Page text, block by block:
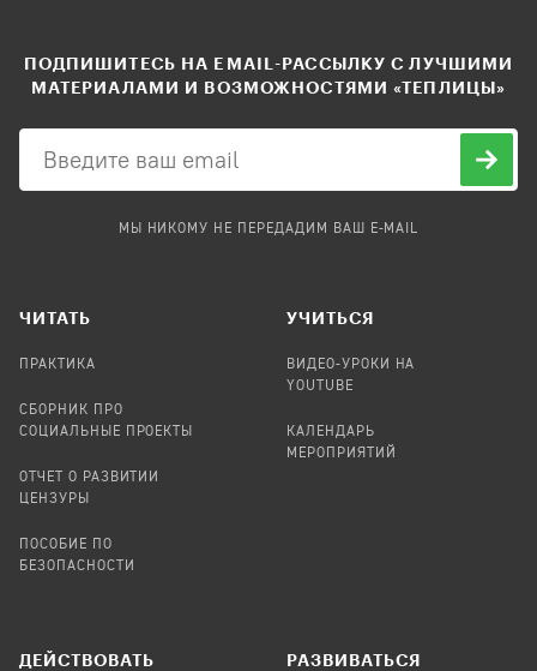
ПОДПИШИТЕСЬ НА EMAIL-РАССЫЛКУ С ЛУЧШИМИ
МАТЕРИАЛАМИ И ВОЗМОЖНОСТЯМИ «ТЕПЛИЦЫ»
МЫ НИКОМУ НЕ ПЕРЕДАДИМ ВАШ E-MAIL
ЧИТАТЬ
ПРАКТИКА
СБОРНИК ПРО
СОЦИАЛЬНЫЕ ПРОЕКТЫ
ОТЧЕТ О РАЗВИТИИ
ЦЕНЗУРЫ
ПОСОБИЕ ПО
БЕЗОПАСНОСТИ
УЧИТЬСЯ
ВИДЕО-УРОКИ НА
YOUTUBE
КАЛЕНДАРЬ
МЕРОПРИЯТИЙ
ДЕЙСТВОВАТЬ РАЗВИВАТЬСЯ